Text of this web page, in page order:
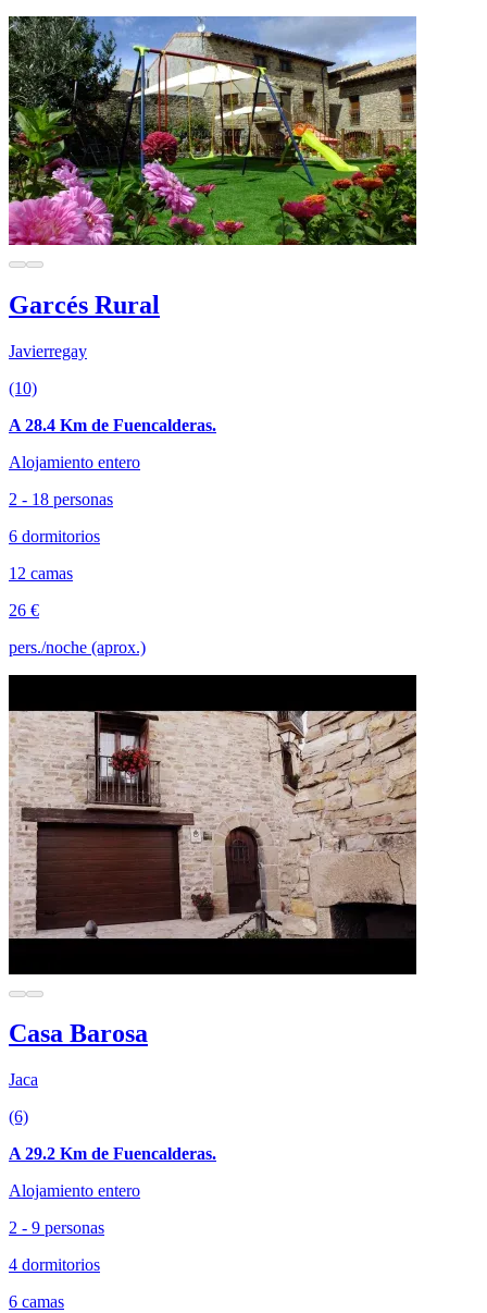
Garcés Rural
Javierregay
(10)
A 28.4 Km de Fuencalderas.
Alojamiento entero
2 - 18 personas
6 dormitorios
12 camas
26 €
pers./noche (aprox.)
Casa Barosa
Jaca
(6)
A 29.2 Km de Fuencalderas.
Alojamiento entero
2 - 9 personas
4 dormitorios
6 camas